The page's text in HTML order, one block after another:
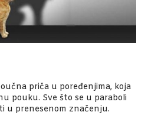
priča u poređenjima, koja
pouku. Sve što se u paraboli
u prenesenom značenju.